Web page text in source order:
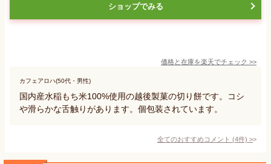
ショップでみる
価格と在庫を楽天でチェック >>
カフェアロハ(50代・男性)
国内産水稲もち米100%使用の越後製菓の切り餅です。コシ
や滑らかな舌触りがあります。個包装されています。
全てのおすすめコメント (4件) >